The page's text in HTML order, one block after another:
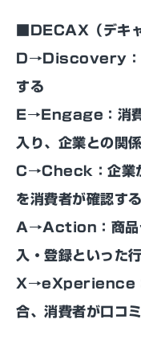
■DECAX（デキ
D→Discovery：
する
E→Engage：消費
入り、企業との関
C→Check：企業
を消費者が確認する
A→Action：商品
入・登録といった
X→eXperience：
合、消費者が口コ